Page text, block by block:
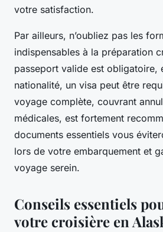
votre satisfaction.
Par ailleurs, n’oubliez pas les
indispensables à la préparation
passeport valide est obligatoire,
nationalité, un visa peut être
voyage complète, couvrant
médicales, est fortement
documents essentiels vous
lors de votre embarquement et
voyage serein.
Conseils essentiels
votre croisière en